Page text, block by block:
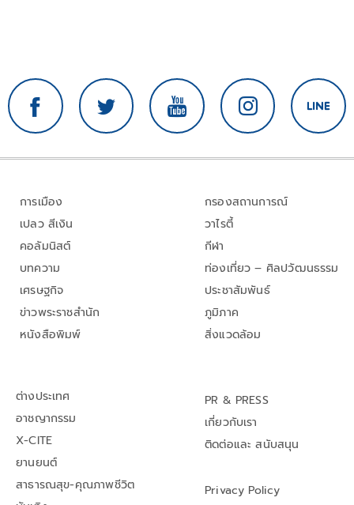
การเมือง
เปลว สีเงิน
คอลัมนิสต์
บทความ
เศรษฐกิจ
ข่าวพระราชสำนัก
หนังสือพิมพ์
กรองสถานการณ์
วาไรตี้
กีฬา
ท่องเที่ยว – ศิลปวัฒนธรรม
ประชาสัมพันธ์
ภูมิภาค
สิ่งแวดล้อม
ต่างประเทศ
อาชญากรรม
X-CITE
ยานยนต์
สาธารณสุข-คุณภาพชีวิต
PR & PRESS
เกี่ยวกับเรา
ติดต่อและ สนับสนุน
Privacy Policy